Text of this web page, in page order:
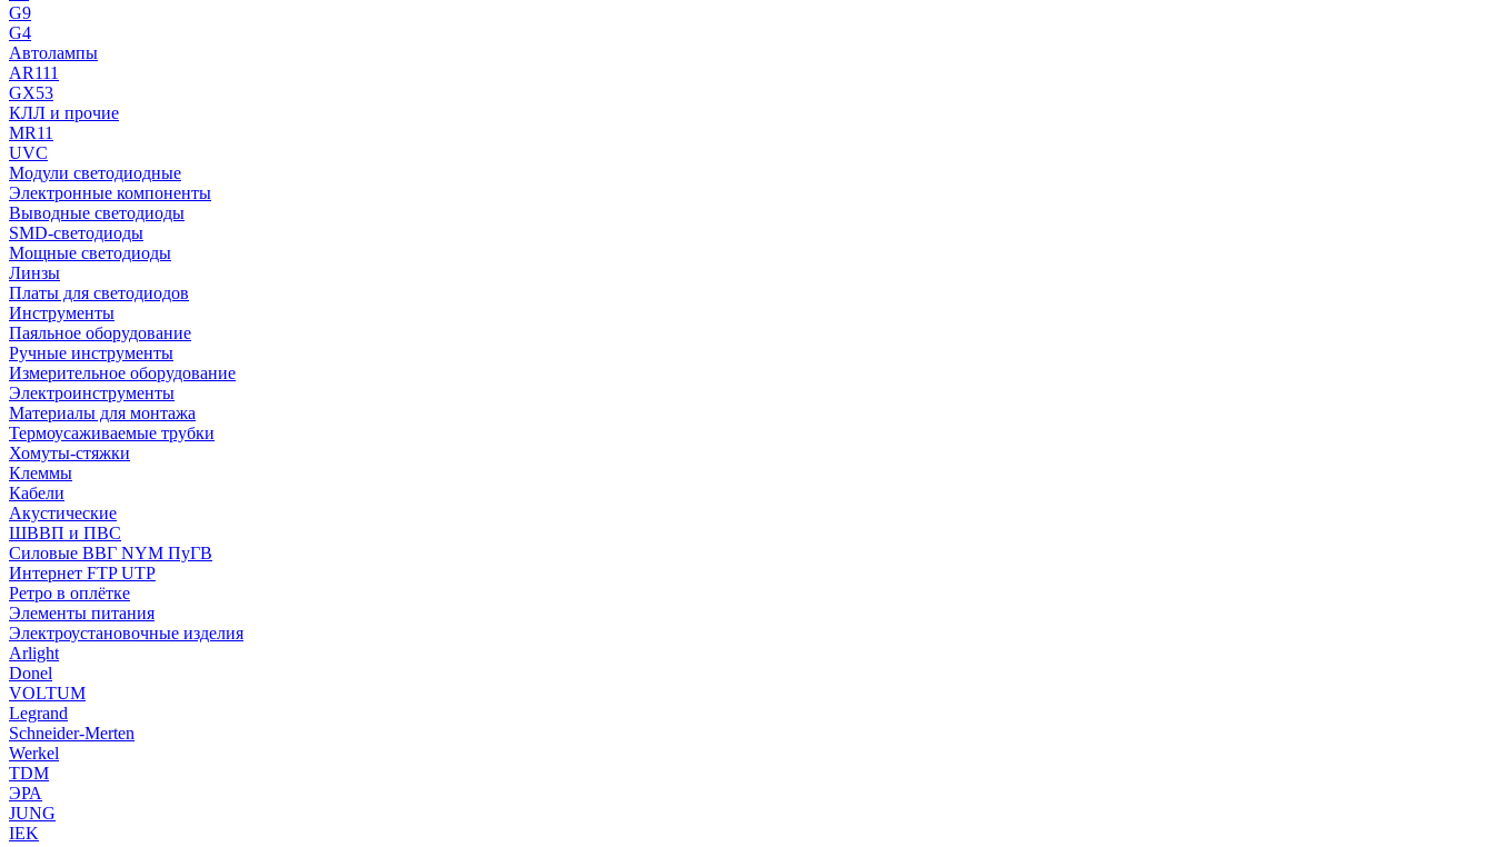
G9
G4
Автолампы
AR111
GX53
КЛЛ и прочие
MR11
UVC
Модули светодиодные
Электронные компоненты
Выводные светодиоды
SMD-светодиоды
Мощные светодиоды
Линзы
Платы для светодиодов
Инструменты
Паяльное оборудование
Ручные инструменты
Измерительное оборудование
Электроинструменты
Материалы для монтажа
Термоусаживаемые трубки
Хомуты-стяжки
Клеммы
Кабели
Акустические
ШВВП и ПВС
Силовые ВВГ NYM ПуГВ
Интернет FTP UTP
Ретро в оплётке
Элементы питания
Электроустановочные изделия
Arlight
Donel
VOLTUM
Legrand
Schneider-Merten
Werkel
TDM
ЭРА
JUNG
IEK